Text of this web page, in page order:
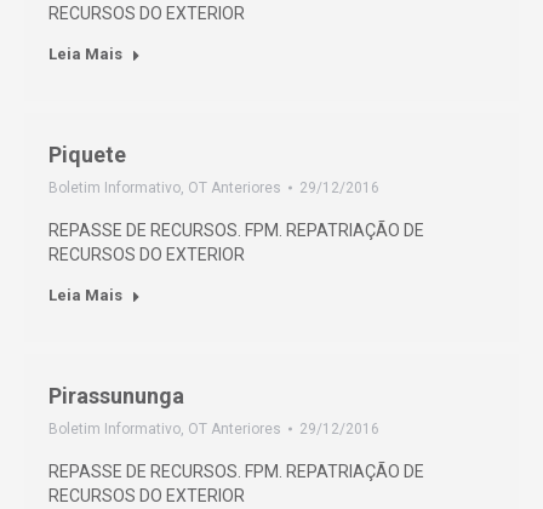
RECURSOS DO EXTERIOR
Leia Mais
Piquete
Boletim Informativo, OT Anteriores 29/12/2016
REPASSE DE RECURSOS. FPM. REPATRIAÇÃO DE
RECURSOS DO EXTERIOR
Leia Mais
Pirassununga
Boletim Informativo, OT Anteriores 29/12/2016
REPASSE DE RECURSOS. FPM. REPATRIAÇÃO DE
RECURSOS DO EXTERIOR